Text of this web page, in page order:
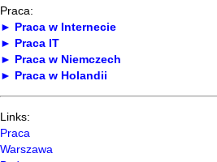
Praca:
► Praca w Internecie
► Praca IT
► Praca w Niemczech
► Praca w Holandii
Links:
Praca
Warszawa